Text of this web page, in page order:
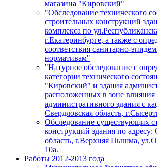
магазина "Кировский"
"Обследование технического
строительных конструкций
комплекса по
г.Екатеринбурге, а также с
соответствия санитарно-
нормативам"
"Натурное обследование с
категории технического
"Кировский" и здания
расположенных в зоне влияния
административного здания с
Свердловская область,
Обследование существующих
конструкций здания по адресу:
область, г.Верхняя Пышма,
10а.
Работы 2012-2013 года